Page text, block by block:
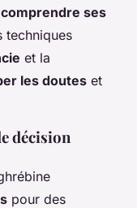
comprendre ses
techniques
et la
les doutes et
décision
pour des